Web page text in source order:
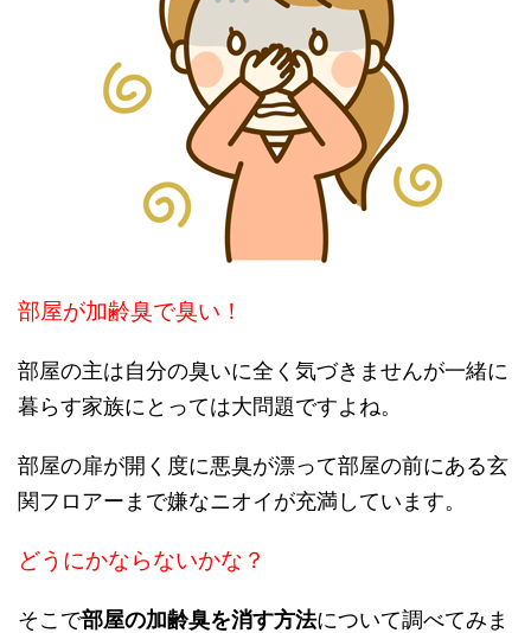
部屋が加齢臭で臭い！
部屋の主は自分の臭いに全く気づきませんが一緒に
暮らす家族にとっては大問題ですよね。
部屋の扉が開く度に悪臭が漂って部屋の前にある玄
関フロアーまで嫌なニオイが充満しています。
どうにかならないかな？
そこで部屋の加齢臭を消す方法について調べてみま